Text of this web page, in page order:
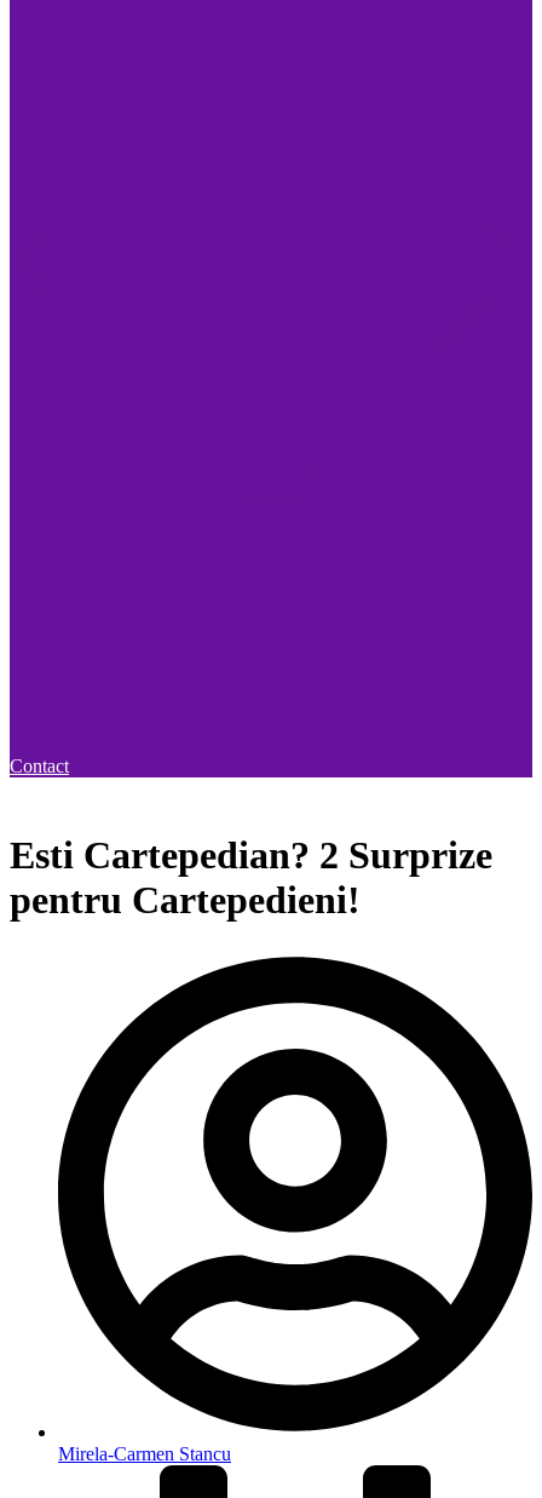
Contact
Esti Cartepedian? 2 Surprize
pentru Cartepedieni!
Mirela-Carmen Stancu